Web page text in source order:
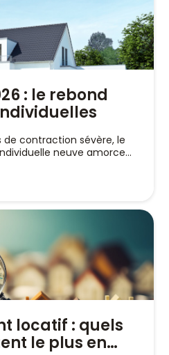
: le rebond
de contraction sévère, le
neuve amorce...
locatif : quels
le plus en